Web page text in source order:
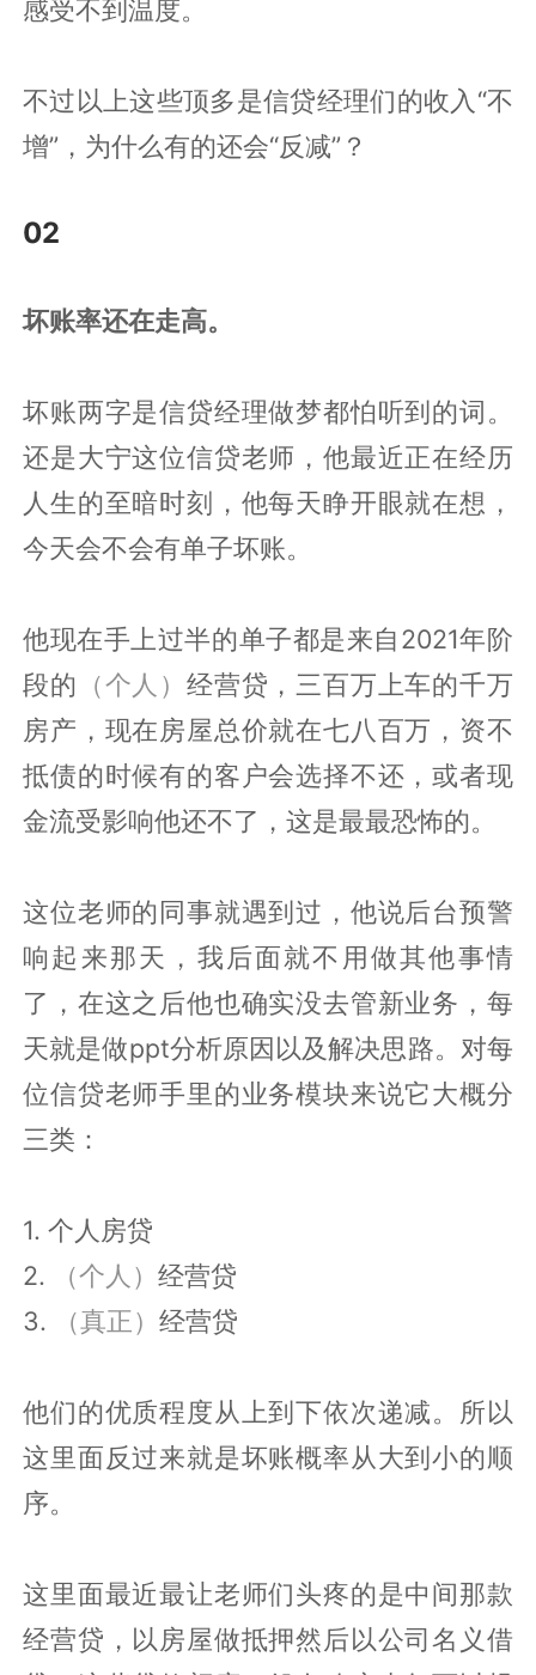
感受不到温度。
不过以上这些顶多是信贷经理们的收入“不
增”，为什么有的还会“反减”？
02
坏账率还在走高。
坏账两字是信贷经理做梦都怕听到的词。
还是大宁这位信贷老师，他最近正在经历
人生的至暗时刻，他每天睁开眼就在想，
今天会不会有单子坏账。
他现在手上过半的单子都是来自2021年阶
段的
（个人） 经营贷，三百万上车的千万
房产，现在房屋总价就在七八百万，资不
抵债的时候有的客户会选择不还，或者现
金流受影响他还不了，这是最最恐怖的。
这位老师的同事就遇到过，他说后台预警
响起来那天，我后面就不用做其他事情
了，在这之后他也确实没去管新业务，每
天就是做ppt分析原因以及解决思路。对每
位信贷老师手里的业务模块来说它大概分
三类：
1. 个人房贷
2.
（个人）经营贷
3.
（真正）经营贷
他们的优质程度从上到下依次递减。所以
这里面反过来就是坏账概率从大到小的顺
序。
这里面最近最让老师们头疼的是中间那款
经营贷，以房屋做抵押然后以公司名义借